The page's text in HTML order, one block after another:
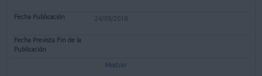
24/09/2018
Mostrar